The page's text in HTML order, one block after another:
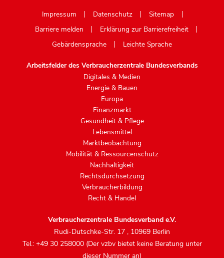
Impressum
Datenschutz
Sitemap
Barriere melden
Erklärung zur Barrierefreiheit
Gebärdensprache
Leichte Sprache
Arbeitsfelder des Verbraucherzentrale Bundesverbands
Digitales & Medien
Energie & Bauen
Europa
Finanzmarkt
Gesundheit & Pflege
Lebensmittel
Marktbeobachtung
Mobilität & Ressourcenschutz
Nachhaltigkeit
Rechtsdurchsetzung
Verbraucherbildung
Recht & Handel
Verbraucherzentrale Bundesverband e.V.
Rudi-Dutschke-Str. 17 , 10969 Berlin
Tel.: +49 30 258000 (Der vzbv bietet keine Beratung unter
dieser Nummer an)